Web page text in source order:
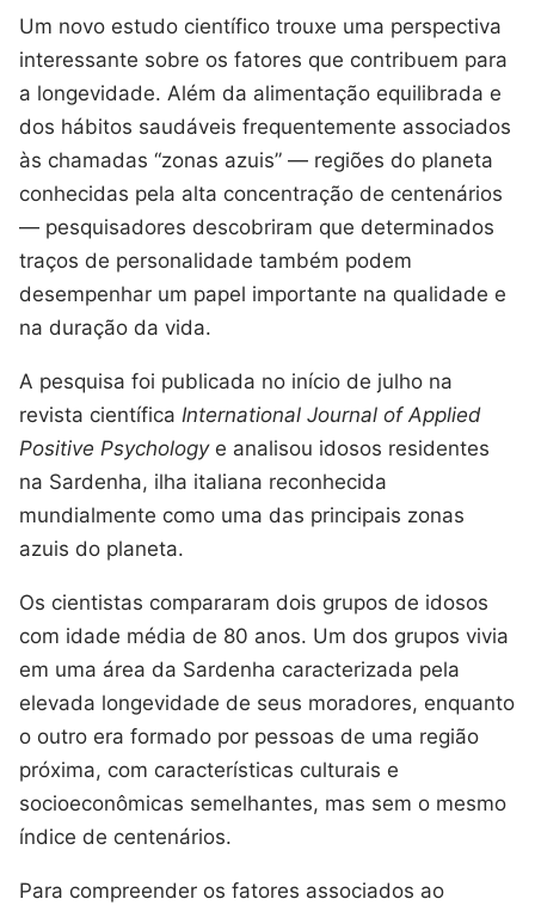
Um novo estudo científico trouxe uma perspectiva
interessante sobre os fatores que contribuem para
a longevidade. Além da alimentação equilibrada e
dos hábitos saudáveis frequentemente associados
às chamadas “zonas azuis” — regiões do planeta
conhecidas pela alta concentração de centenários
— pesquisadores descobriram que determinados
traços de personalidade também podem
desempenhar um papel importante na qualidade e
na duração da vida.
A pesquisa foi publicada no início de julho na
revista científica International Journal of Applied
Positive Psychologye analisou idosos residentes
na Sardenha, ilha italiana reconhecida
mundialmente como uma das principais zonas
azuis do planeta.
Os cientistas compararam dois grupos de idosos
com idade média de 80 anos. Um dos grupos vivia
em uma área da Sardenha caracterizada pela
elevada longevidade de seus moradores, enquanto
o outro era formado por pessoas de uma região
próxima, com características culturais e
socioeconômicas semelhantes, mas sem o mesmo
índice de centenários.
Para compreender os fatores associados ao